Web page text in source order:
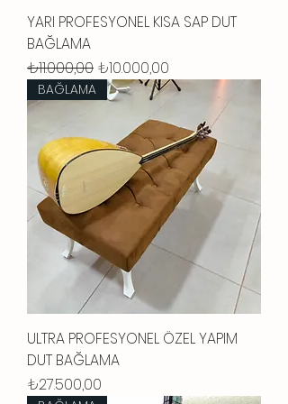
YARI PROFESYONEL KISA SAP DUT
BAĞLAMA
Normal Fiyat
₺11.000,00 İndirimli Fiyat
₺10.000,00
BAĞLAMA
ULTRA PROFESYONEL ÖZEL YAPIM
DUT BAĞLAMA
Fiyat
₺27.500,00